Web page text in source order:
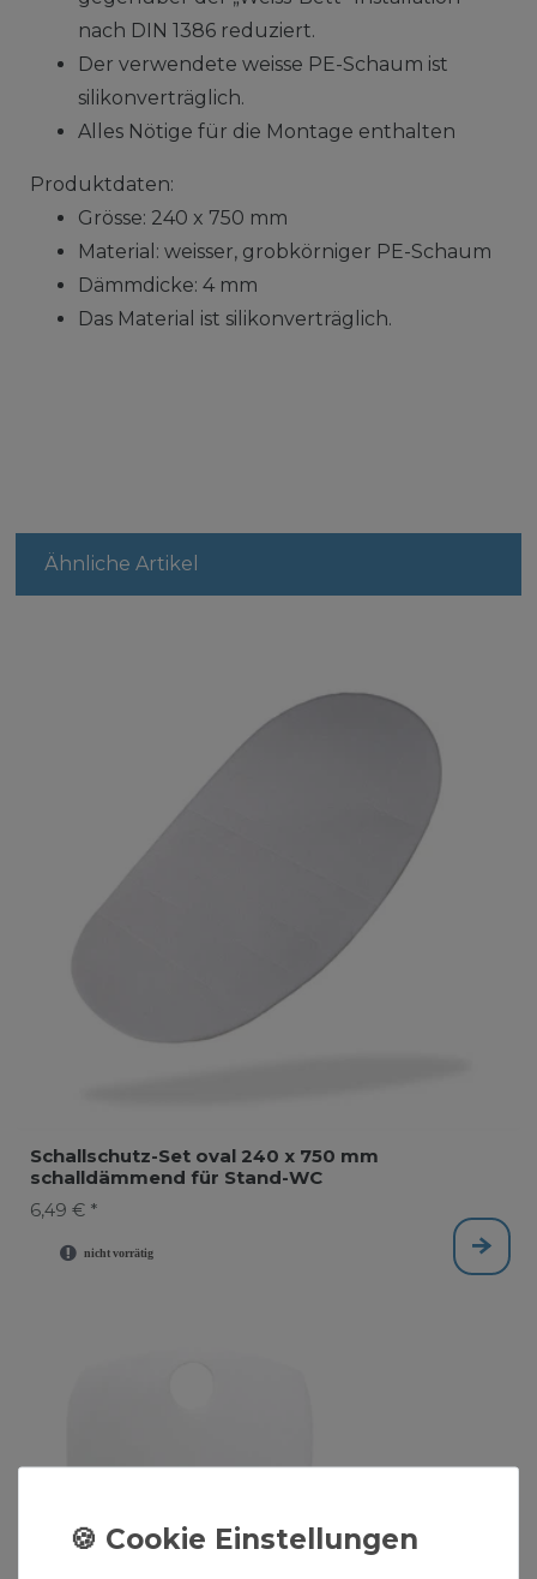
nach DIN 1386 reduziert.
Der verwendete weisse PE-Schaum ist
silikonverträglich.
Alles Nötige für die Montage enthalten
Produktdaten:
Grösse: 240 x 750 mm
Material: weisser, grobkörniger PE-Schaum
Dämmdicke: 4 mm
Das Material ist silikonverträglich.
Ähnliche Artikel
Schallschutz-Set oval 240 x 750 mm
schalldämmend für Stand-WC
6,49 € *